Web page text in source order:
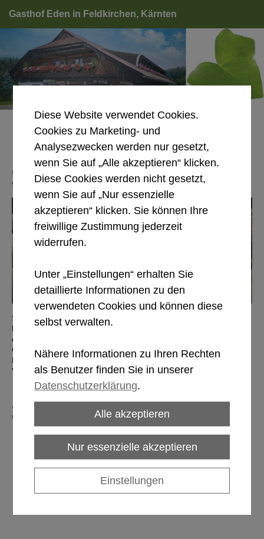
Gasthof Eden in Feldkirchen, Kärnten
Anrufen E-Mail
Gasthof Eden, Feldkirchen – Ihr Gastlokal
für alle Anlässe
Sie finden unseren beschaulichen
Feldkirchendirekt am Wald gelegen, ca. einen Kilometer von
der Gurktal-Bundesstraße entfernt. Unsere wohnlichen
Gasträume bestehen vorwiegend aus Holz und laden sowohl
Familien wie auch Reiter, Pensionisten und Wanderer zum
Verweilen ein.
Angebot im Gasthof Eden in Feldkirchen auf
einen Blick:
Eisbahnen zum Mieten
Ausrichten von Festen
Frühstück auf Wunsch
Großer eigener Parkplatz
Diese Website verwendet Cookies.
Cookies zu Marketing- und
Analysezwecken werden nur gesetzt,
wenn Sie auf „Alle akzeptieren“ klicken.
Diese Cookies werden nicht gesetzt,
wenn Sie auf „Nur essenzielle
akzeptieren“ klicken. Sie können Ihre
freiwillige Zustimmung jederzeit
widerrufen.
Unter „Einstellungen“ erhalten Sie
detaillierte Informationen zu den
verwendeten Cookies und können diese
selbst verwalten.
Nähere Informationen zu Ihren Rechten
als Benutzer finden Sie in unserer
Datenschutzerklärung.
Alle akzeptieren
Nur essenzielle akzeptieren
Einstellungen